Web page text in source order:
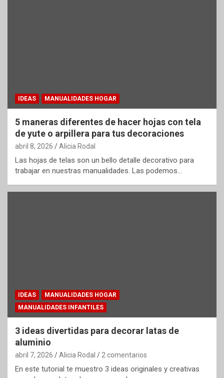
IDEAS MANUALIDADES HOGAR
5 maneras diferentes de hacer hojas con tela
de yute o arpillera para tus decoraciones
abril 8, 2026 Alicia Rodal
Las hojas de telas son un bello detalle decorativo para
trabajar en nuestras manualidades. Las podemos…
IDEAS
MANUALIDADES HOGAR
MANUALIDADES INFANTILES
3 ideas divertidas para decorar latas de
aluminio
abril 7, 2026 Alicia Rodal 2 comentarios
En este tutorial te muestro 3 ideas originales y creativas